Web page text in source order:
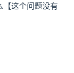
【这个问题没有